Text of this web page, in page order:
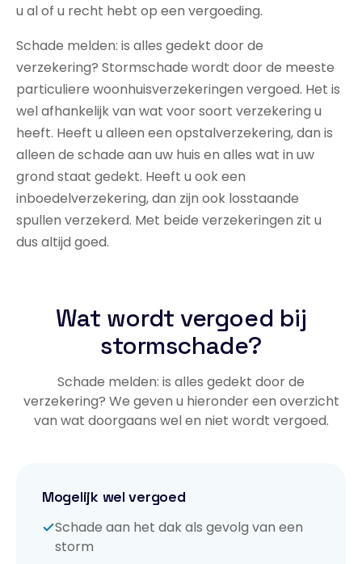
u al of u recht hebt op een vergoeding.
Schade melden: is alles gedekt door de
verzekering? Stormschade wordt door de meeste
particuliere woonhuisverzekeringen vergoed. Het is
wel afhankelijk van wat voor soort verzekering u
heeft. Heeft u alleen een opstalverzekering, dan is
alleen de schade aan uw huis en alles wat in uw
grond staat gedekt. Heeft u ook een
inboedelverzekering, dan zijn ook losstaande
spullen verzekerd. Met beide verzekeringen zit u
dus altijd goed.
Wat wordt vergoed bij
stormschade?
Schade melden: is alles gedekt door de
verzekering? We geven u hieronder een overzicht
van wat doorgaans wel en niet wordt vergoed.
Mogelijk wel vergoed
Schade aan het dak als gevolg van een
storm